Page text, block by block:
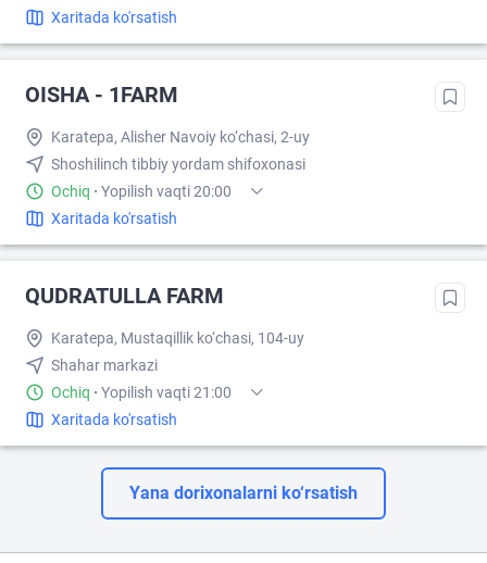
Xaritada ko'rsatish
OISHA - 1FARM
Karatepa, Alisher Navoiy ko‘chasi, 2-uy
Shoshilinch tibbiy yordam shifoxonasi
Ochiq · Yopilish vaqti 20:00
Xaritada ko'rsatish
QUDRATULLA FARM
Karatepa, Mustaqillik ko‘chasi, 104-uy
Shahar markazi
Ochiq · Yopilish vaqti 21:00
Xaritada ko'rsatish
Yana dorixonalarni ko‘rsatish